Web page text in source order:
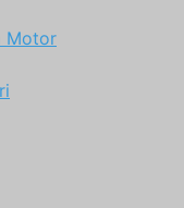
Motor